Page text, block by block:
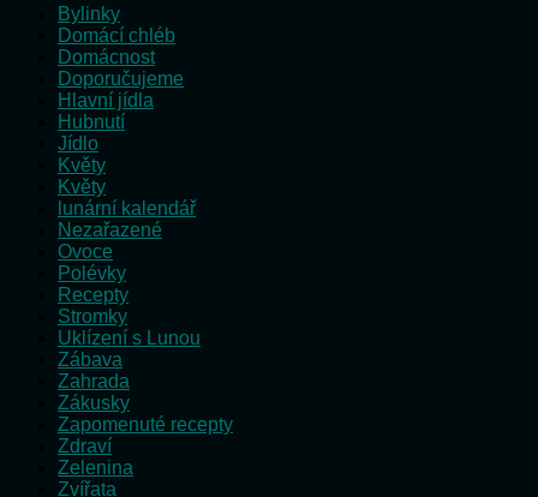
Bylinky
Domácí chléb
Domácnost
Doporučujeme
Hlavní jídla
Hubnutí
Jídlo
Květy
Květy
lunární kalendář
Nezařazené
Ovoce
Polévky
Recepty
Stromky
Uklízení s Lunou
Zábava
Zahrada
Zákusky
Zapomenuté recepty
Zdraví
Zelenina
Zvířata